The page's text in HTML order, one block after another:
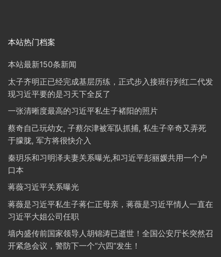
本站热门档案
本站最新150条新闻
太子齐明正已经完成基层历练，正式步入接班行列红二代发
现习近平要的是习天下全反了
一张清晰度最高的习近平私生子褚阳的照片
蔡奇自己玩幼女, 子蔡尔津被军队抓捕, 私生子辛奇又弄死
于朦胧, 军方将很快介入
秦玥乐和习明泽夫妻关系曝光,和习近平彭丽媛共用一个户
口本
蒋薇习近平关系曝光
蒋薇是习近平私生子蒋仁正母亲，蒋薇是习近平情人一直在
习近平大姐公司任职
墙内盛传前国家领导人胡锦涛已逝世！全国公安厅长突然召
开紧急会议，警防下一个“六四”发生！